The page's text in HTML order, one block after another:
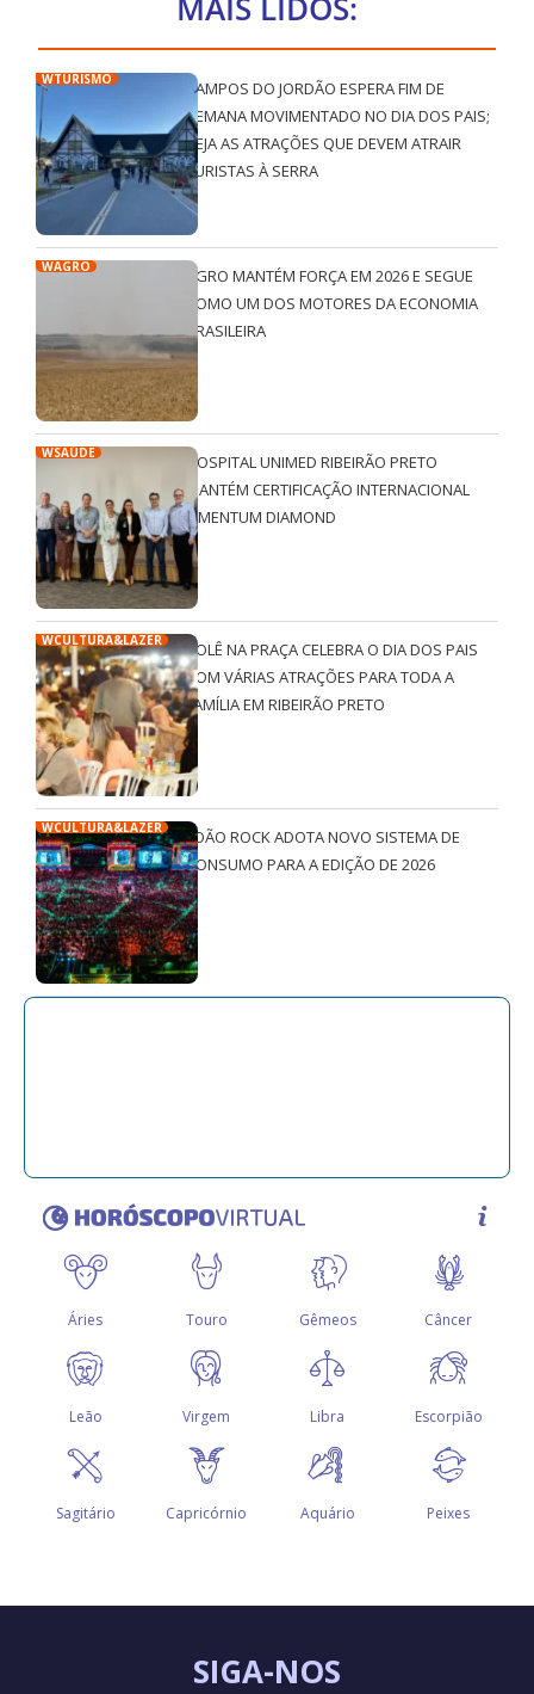
WTURISMO
CAMPOS DO JORDÃO ESPERA FIM DE
SEMANA MOVIMENTADO NO DIA DOS PAIS;
VEJA AS ATRAÇÕES QUE DEVEM ATRAIR
TURISTAS À SERRA
WAGRO
AGRO MANTÉM FORÇA EM 2026 E SEGUE
COMO UM DOS MOTORES DA ECONOMIA
BRASILEIRA
WSAÚDE
HOSPITAL UNIMED RIBEIRÃO PRETO
MANTÉM CERTIFICAÇÃO INTERNACIONAL
QMENTUM DIAMOND
WCULTURA&LAZER
ROLÊ NA PRAÇA CELEBRA O DIA DOS PAIS
COM VÁRIAS ATRAÇÕES PARA TODA A
FAMÍLIA EM RIBEIRÃO PRETO
WCULTURA&LAZER
JOÃO ROCK ADOTA NOVO SISTEMA DE
CONSUMO PARA A EDIÇÃO DE 2026
SIGA-NOS